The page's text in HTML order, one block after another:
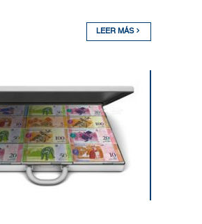
LEER MÁS